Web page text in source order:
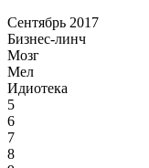
Сентябрь 2017
Бизнес-линч
Мозг
Мел
Идиотека
5
6
7
8